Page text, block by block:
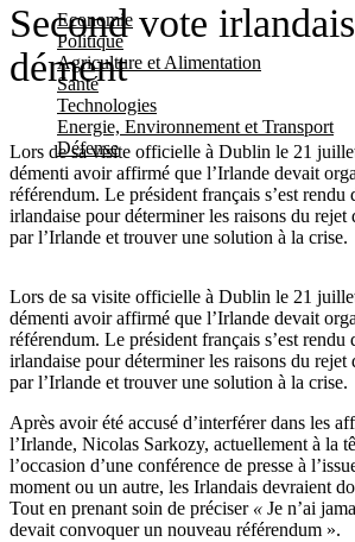
Economie
Politique
Agriculture et Alimentation
Santé
Technologies
Energie, Environnement et Transport
Défense
Second vote
dément
Lors de sa visite officielle à Dublin le 21
démenti avoir affirmé que l’Irlande devait
référendum. Le président français s’est rendu
irlandaise pour déterminer les raisons du
par l’Irlande et trouver une solution à la crise.
Lors de sa visite officielle à Dublin le 21
démenti avoir affirmé que l’Irlande devait
référendum. Le président français s’est rendu
irlandaise pour déterminer les raisons du
par l’Irlande et trouver une solution à la crise.
Après avoir été accusé d’interférer dans les
l’Irlande, Nicolas Sarkozy, actuellement à la
l’occasion d’une conférence de presse à
moment ou un autre, les Irlandais devraient
Tout en prenant soin de préciser « Je n’ai
devait convoquer un nouveau référendum ».